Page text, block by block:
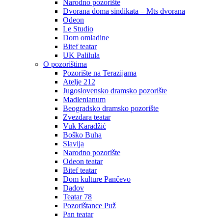
Narodno pozorište
Dvorana doma sindikata – Mts dvorana
Odeon
Le Studio
Dom omladine
Bitef teatar
UK Palilula
O pozorištima
Pozorište na Terazijama
Atelje 212
Jugoslovensko dramsko pozorište
Madlenianum
Beogradsko dramsko pozorište
Zvezdara teatar
Vuk Karadžić
Boško Buha
Slavija
Narodno pozorište
Odeon teatar
Bitef teatar
Dom kulture Pančevo
Dadov
Teatar 78
Pozorištance Puž
Pan teatar